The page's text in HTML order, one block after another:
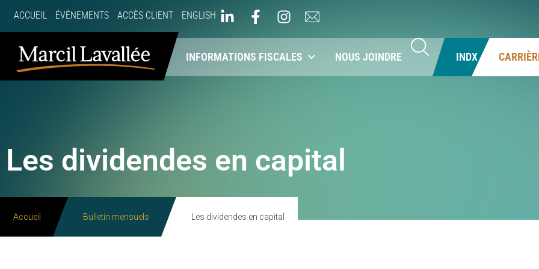
ACCUEIL ÉVÉNEMENTS ACCÈS CLIENT ENGLISH
À PROPOS NOS SERVICES INFORMATIONS FISCALES NOUS JOINDRE INDX
Les dividendes en capital
Accueil Bulletin mensuels Les dividendes en capital